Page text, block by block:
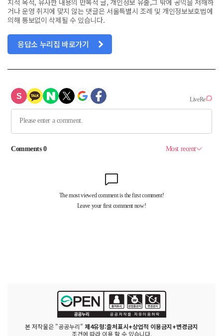
치적 목적, 유사한 내용의 반복적 글, 개인정보 유출,그 밖에 공익을 저해하
거나 운영 취지에 맞지 않는 댓글은 서울특별시 조례 및 개인정보보호법에
의해 통보없이 삭제될 수 있습니다.
응답소 누리집 바로가기
본 저작물은 "공공누리" 제4유형:출처표시+상업적 이용금지+변경금지
조건에 따라 이용 할 수 있습니다.